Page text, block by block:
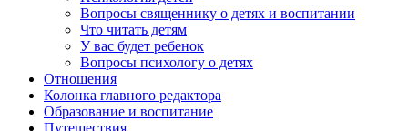
Вопросы священнику о детях и воспитании
Что читать детям
У вас будет ребенок
Вопросы психологу о детях
Отношения
Колонка главного редактора
Образование и воспитание